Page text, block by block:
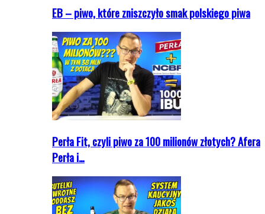
EB – piwo, które zniszczyło smak polskiego piwa
Perła Fit, czyli piwo za 100 milionów złotych? Afera
Perła i…